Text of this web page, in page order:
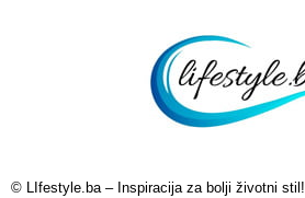
© LIfestyle.ba – Inspiracija za bolji životni stil!